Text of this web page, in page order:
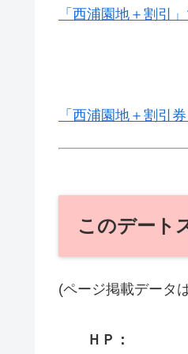
「西浦園地＋割引
「西浦園地＋割引
このデート
(ページ掲載データ
ＨＰ：